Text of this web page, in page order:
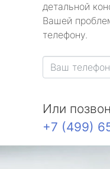
детальной
Вашей
телефону.
Или
+7 (499)